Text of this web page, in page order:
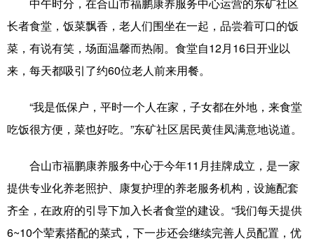
陕西 甘肃 青海 宁夏
新疆 内蒙古 黑龙江
English Español Français عربى
Deutsch Português
长者食堂，饭菜飘香，老人们围坐在一起，品尝着可口的饭
菜，有说有笑，场面温馨而热闹。食堂自12月16日开业以
来，每天都吸引了约60位老人前来用餐。
“我是低保户，平时一个人在家，子女都在外地，来食堂
吃饭很方便，菜也好吃。”东矿社区居民黄佳凤满意地说道。
合山市福鹏康养服务中心于今年11月挂牌成立，是一家
提供专业化养老照护、康复护理的养老服务机构，设施配套
齐全，在政府的引导下加入长者食堂的建设。“我们每天提供
6~10个荤素搭配的菜式，下一步还会继续完善人员配置，优